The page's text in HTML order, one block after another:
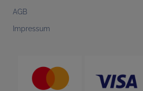
AGB
Impressum